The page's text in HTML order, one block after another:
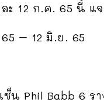
ะ 12 ก.ค. 65 นี้ แ
– 12 มิ.ย. 65
น Phil Babb 6